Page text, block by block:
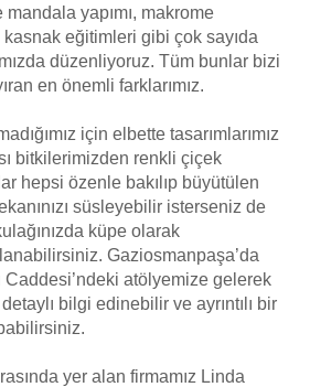
yapımı, makrome
kasnak eğitimleri gibi çok sayıda
düzenliyoruz. Tüm bunlar bizi
en önemli farklarımız.
için elbette tasarımlarımız
bitkilerimizden renkli çiçek
hepsi özenle bakılıp büyütülen
süsleyebilir isterseniz de
küpe olarak
Gaziosmanpaşa’da
atölyemize gelerek
bilgi edinebilir ve ayrıntılı bir
yer alan firmamız Linda